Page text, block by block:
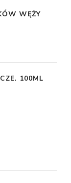
WĘŻY
100ML